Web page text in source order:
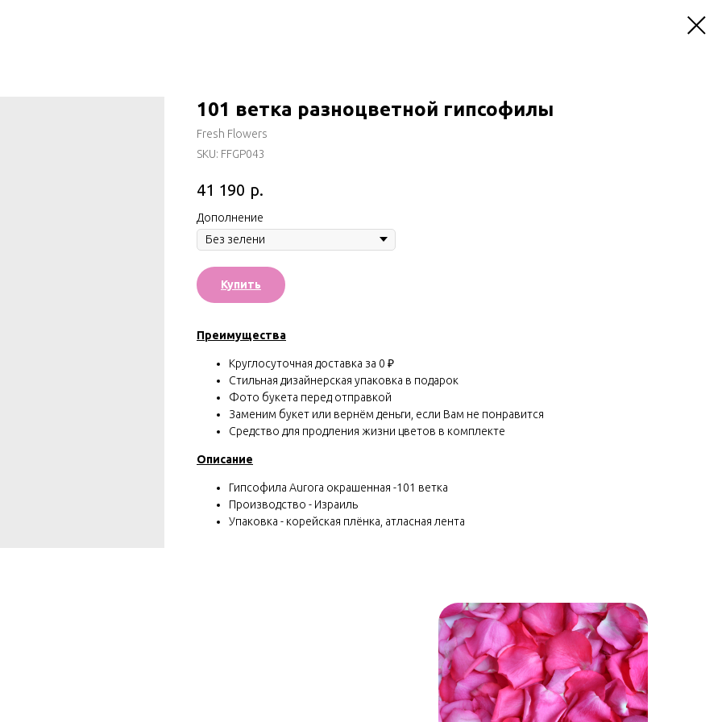
101 ветка разноцветной гипсофилы
Fresh Flowers
SKU: FFGP043
41 190 р.
Дополнение
Купить
Преимущества
Круглосуточная доставка за 0 ₽
Стильная дизайнерская упаковка в подарок
Фото букета перед отправкой
Заменим букет или вернём деньги, если Вам не понравится
Средство для продления жизни цветов в комплекте
Описание
Гипсофила Aurora окрашенная -101 ветка
Производство - Израиль
Упаковка - корейская плёнка, атласная лента